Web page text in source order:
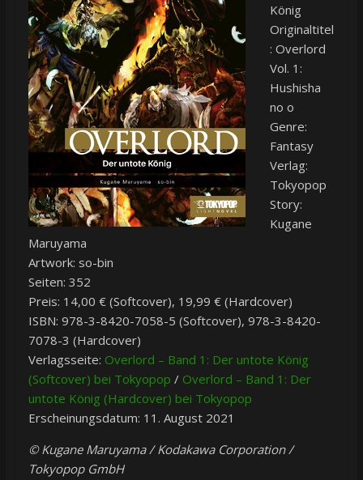
König
Originaltitel
: Overlord
Vol. 1:
Hushisha
no o
Genre:
Fantasy
Verlag:
Tokyopop
Story:
Kugane
Maruyama
Artwork: so-bin
Seiten: 352
Preis: 14,00 € (Softcover), 19,99 € (Hardcover)
ISBN: 978-3-8420-7058-5 (Softcover), 978-3-8420-
7078-3 (Hardcover)
Verlagsseite: Overlord – Band 1: Der untote König
(Softcover) bei Tokyopop / Overlord – Band 1: Der
untote König (Hardcover) bei Tokyopop
Erscheinungsdatum: 11. August 2021
© Kugane Maruyama / Kodakawa Corporation /
Tokyopop GmbH